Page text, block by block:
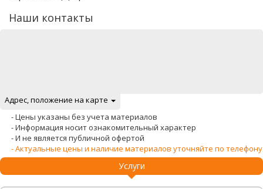
Наши контакты
Адрес, положение на карте
- Цены указаны без учета материалов
- Информация носит ознакомительный характер
- И не является публичной офертой
- Актуальные цены и наличие материалов уточняйте по телефону
Услуги